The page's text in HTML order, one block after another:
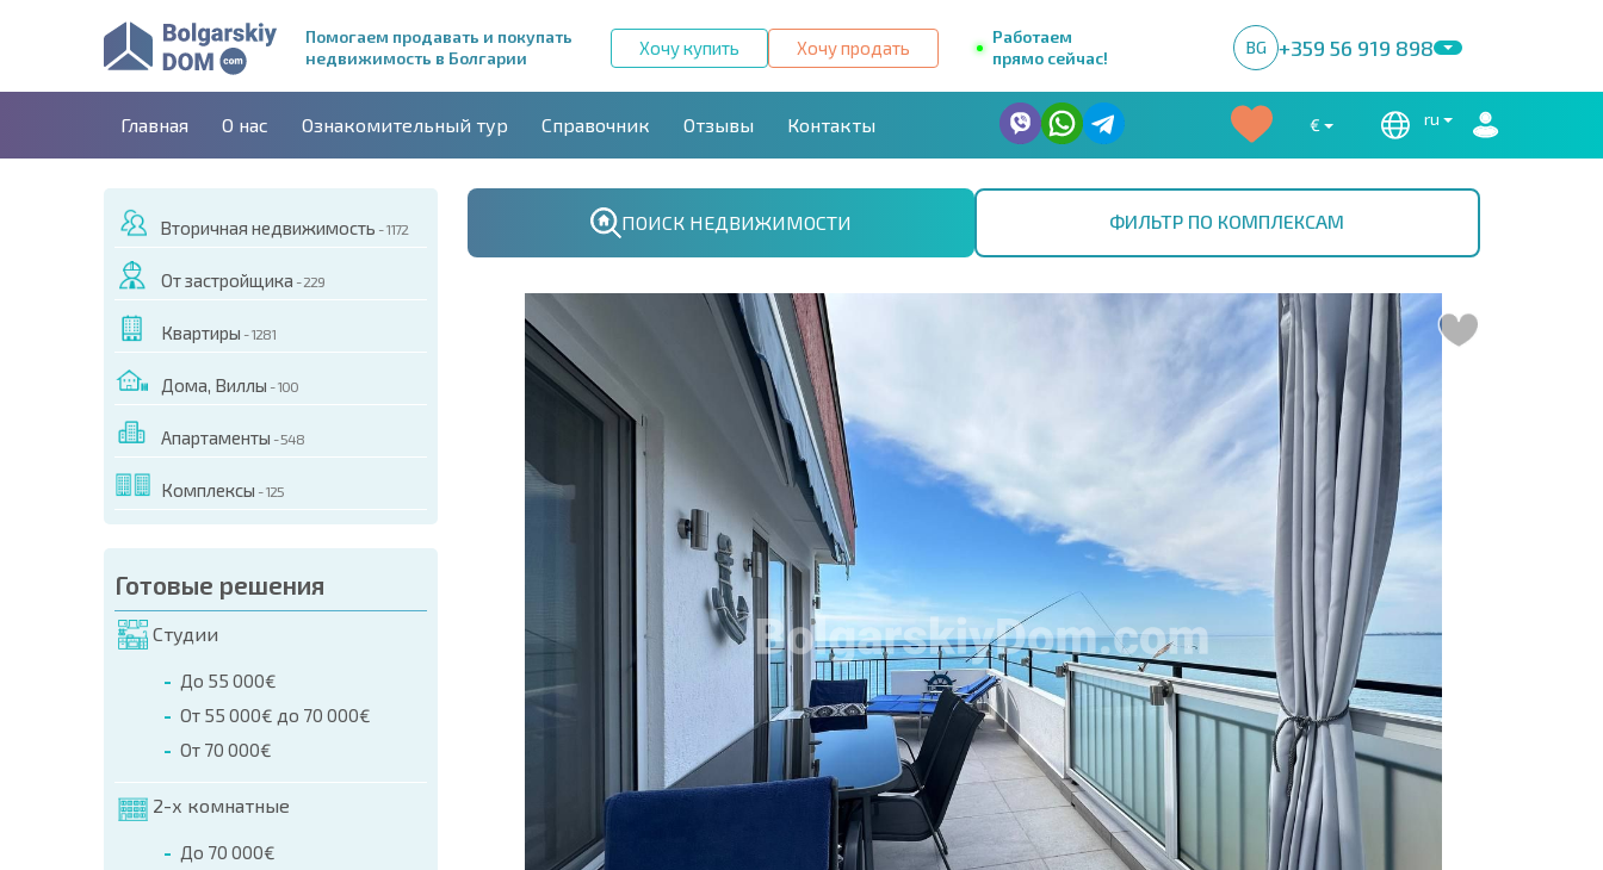
Помогаем продавать и покупать
недвижимость в Болгарии
Хочу купить Хочу продать
Работаем
прямо сейчас!
BG +359 56 919 898
Главная О нас Ознакомительный тур Справочник Отзывы Контакты € ru
Вторичная недвижимость - 1172
От застройщика - 229
Квартиры - 1281
Дома, Виллы - 100
Апартаменты - 548
Комплексы - 125
Готовые решения
Студии
До 55 000€
От 55 000€ до 70 000€
От 70 000€
2-х комнатные
До 70 000€
ПОИСК НЕДВИЖИМОСТИ ФИЛЬТР ПО КОМПЛЕКСАМ
ЭТОГО ОБЪЕКТА
телефонам:
+359 8 9797 99 03